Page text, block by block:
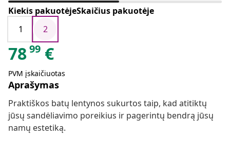
Kiekis pakuotėjeSkaičius pakuotėje
1
2
7899 €
PVM įskaičiuotas
Aprašymas
Praktiškos batų lentynos sukurtos taip, kad atitiktų
jūsų sandėliavimo poreikius ir pagerintų bendrą jūsų
namų estetiką.